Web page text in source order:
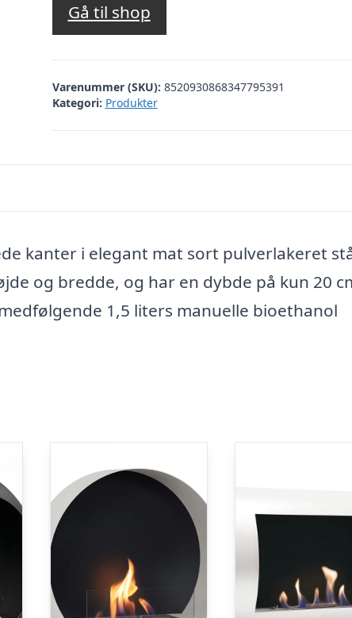
Gå til shop
Varenummer (SKU): 8520930868347795391
Kategori: Produkter
kanter i elegant mat sort pulverlakeret
og bredde, og har en dybde på kun 20
1,5 liters manuelle bioethanol